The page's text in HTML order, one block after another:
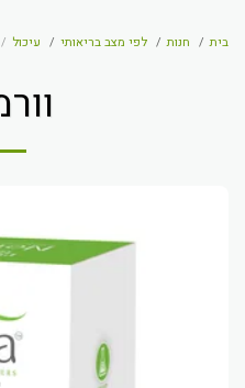
בית חנות לפי מצב בריאותי עיכול